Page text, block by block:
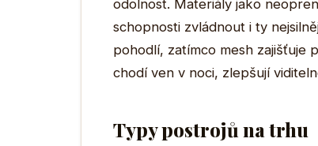
odolnost. Materiály jako
schopnosti zvládnout i ty
pohodlí, zatímco mesh zajišťuje
chodí ven v noci, zlepšují
Typy postrojů na trhu